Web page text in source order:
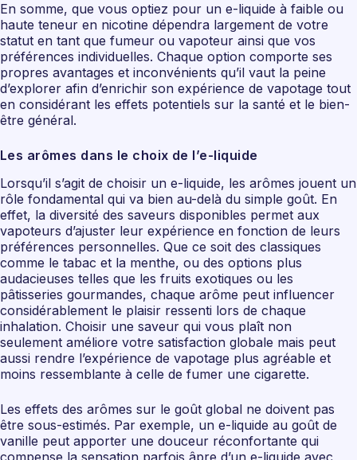
En somme, que vous optiez pour un e-liquide à faible ou
haute teneur en nicotine dépendra largement de votre
statut en tant que fumeur ou vapoteur ainsi que vos
préférences individuelles. Chaque option comporte ses
propres avantages et inconvénients qu’il vaut la peine
d’explorer afin d’enrichir son expérience de vapotage tout
en considérant les effets potentiels sur la santé et le bien-
être général.
Les arômes dans le choix de l’e-liquide
Lorsqu’il s’agit de choisir un e-liquide, les arômes jouent un
rôle fondamental qui va bien au-delà du simple goût. En
effet, la diversité des saveurs disponibles permet aux
vapoteurs d’ajuster leur expérience en fonction de leurs
préférences personnelles. Que ce soit des classiques
comme le tabac et la menthe, ou des options plus
audacieuses telles que les fruits exotiques ou les
pâtisseries gourmandes, chaque arôme peut influencer
considérablement le plaisir ressenti lors de chaque
inhalation. Choisir une saveur qui vous plaît non
seulement améliore votre satisfaction globale mais peut
aussi rendre l’expérience de vapotage plus agréable et
moins ressemblante à celle de fumer une cigarette.
Les effets des arômes sur le goût global ne doivent pas
être sous-estimés. Par exemple, un e-liquide au goût de
vanille peut apporter une douceur réconfortante qui